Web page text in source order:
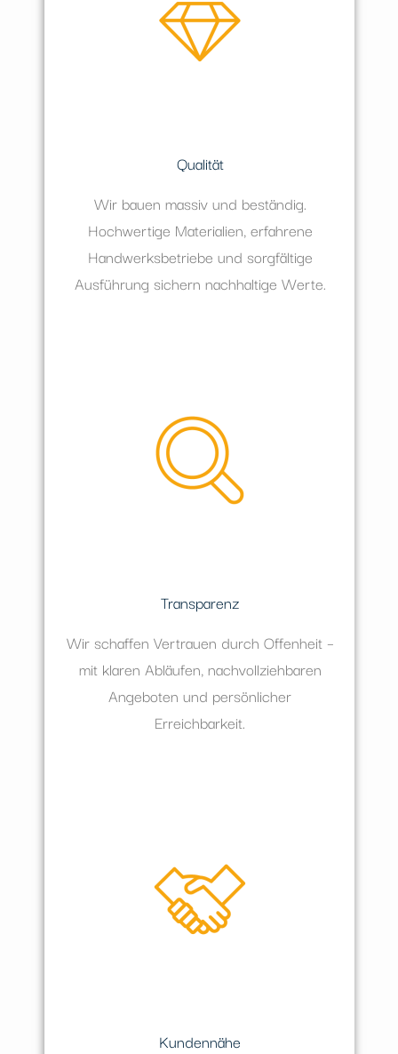
Qualität
Wir bauen massiv und beständig.
Hochwertige Materialien, erfahrene
Handwerksbetriebe und sorgfältige
Ausführung sichern nachhaltige Werte.
Transparenz
Wir schaffen Vertrauen durch Offenheit –
mit klaren Abläufen, nachvollziehbaren
Angeboten und persönlicher
Erreichbarkeit.
Kundennähe